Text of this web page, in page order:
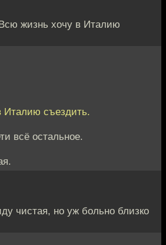
жизнь хочу в Италию
Италию съездить.
всё остальное.
чистая, но уж больно близко